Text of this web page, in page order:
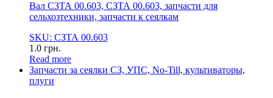
Вал СЗТА 00.603, СЗТА 00.603, запчасти для
сельхозтехники, запчасти к сеялкам
SKU: СЗТА 00.603
1.0 грн.
Read more
Запчасти за сеялки СЗ, УПС, No-Till, культиваторы,
плуги